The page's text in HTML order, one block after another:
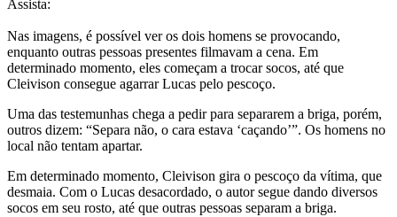
Assista:
Nas imagens, é possível ver os dois homens se provocando,
enquanto outras pessoas presentes filmavam a cena. Em
determinado momento, eles começam a trocar socos, até que
Cleivison consegue agarrar Lucas pelo pescoço.
Uma das testemunhas chega a pedir para separarem a briga, porém,
outros dizem: “Separa não, o cara estava ‘caçando’”. Os homens no
local não tentam apartar.
Em determinado momento, Cleivison gira o pescoço da vítima, que
desmaia. Com o Lucas desacordado, o autor segue dando diversos
socos em seu rosto, até que outras pessoas separam a briga.